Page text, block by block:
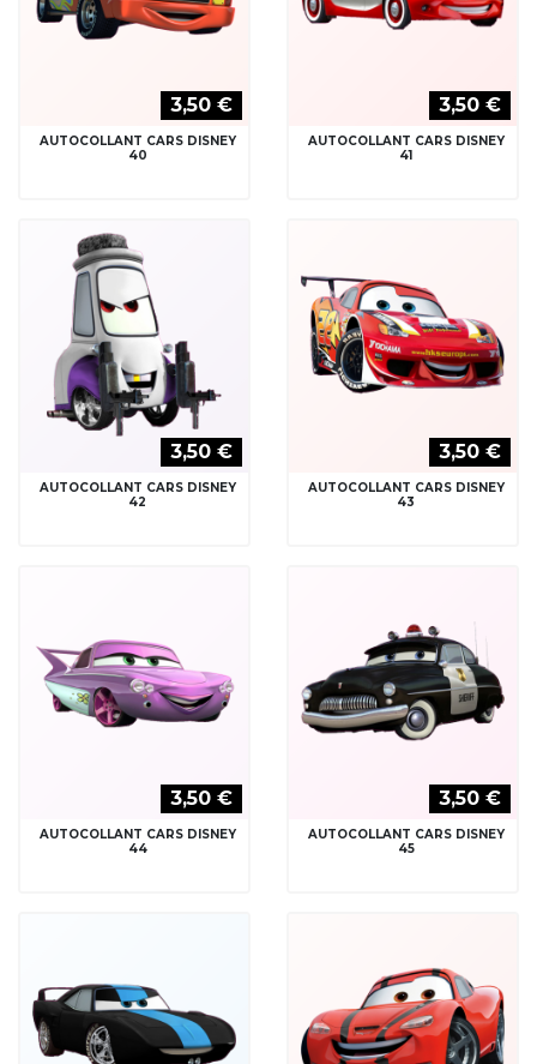
3,50 €
AUTOCOLLANT CARS DISNEY
40
3,50 €
AUTOCOLLANT CARS DISNEY
41
3,50 €
AUTOCOLLANT CARS DISNEY
42
3,50 €
AUTOCOLLANT CARS DISNEY
43
3,50 €
AUTOCOLLANT CARS DISNEY
44
3,50 €
AUTOCOLLANT CARS DISNEY
45